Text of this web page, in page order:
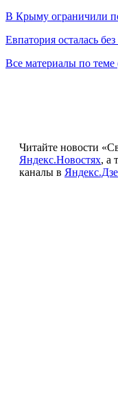
В Крыму ограничили
Евпатория осталась
Все материалы по теме
Читайте новости
Яндекс.Новостях, а
каналы в